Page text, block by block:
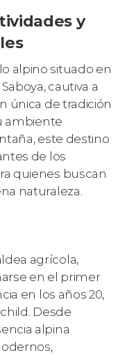
y
alpino situado en
cautiva a
única de tradición
ambiente
este destino
de los
quienes buscan
naturaleza.
agrícola,
en el primer
en los años 20,
Desde
alpina